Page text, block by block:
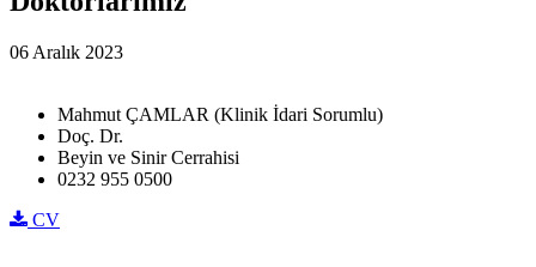
06 Aralık 2023
Mahmut ÇAMLAR (Klinik İdari Sorumlu)
Doç. Dr.
Beyin ve Sinir Cerrahisi
0232 955 0500
CV